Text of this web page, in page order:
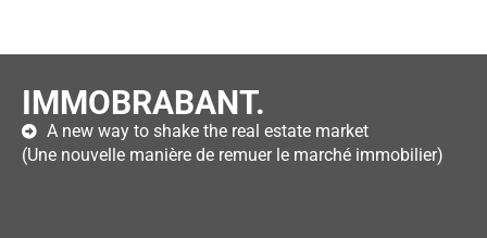
IMMOBRABANT.
A new way to shake the real estate market
(Une nouvelle manière de remuer le marché immobilier)